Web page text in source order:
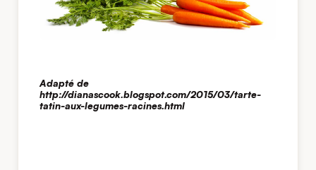
Adapté de
http://dianascook.blogspot.com/2015/03/tarte-
tatin-aux-legumes-racines.html